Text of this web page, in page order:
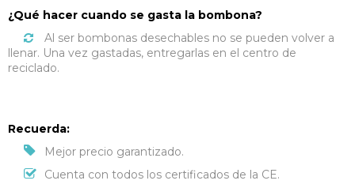
¿Qué hacer cuando se gasta la bombona?
Al ser bombonas desechables no se pueden volver a
llenar. Una vez gastadas, entregarlas en el centro de
reciclado.
Recuerda:
Mejor precio garantizado.
Cuenta con todos los certificados de la CE.